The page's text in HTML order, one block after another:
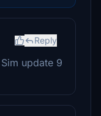
Reply
update 9